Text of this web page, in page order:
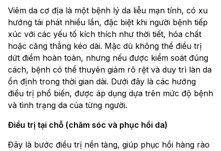
Viêm da cơ địa là một bệnh lý da liễu mạn tính, có xu
hướng tái phát nhiều lần, đặc biệt khi người bệnh tiếp
xúc với các yếu tố kích thích như thời tiết, hóa chất
hoặc căng thẳng kéo dài. Mặc dù không thể điều trị
dứt điểm hoàn toàn, nhưng nếu được kiểm soát đúng
cách, bệnh có thể thuyên giảm rõ rệt và duy trì làn da
ổn định trong thời gian dài. Dưới đây là các hướng
điều trị phổ biến, được áp dụng dựa trên mức độ bệnh
và tình trạng da của từng người.
Điều trị tại chỗ (chăm sóc và phục hồi da)
Đây là bước điều trị nền tảng, giúp phục hồi hàng rào